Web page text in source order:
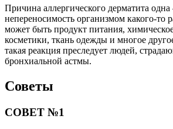
Причина аллергического дерматита
непереносимость организмом какого-то
может быть продукт питания,
косметики, ткань одежды и многое
такая реакция преследует людей,
бронхиальной астмы.
Советы
СОВЕТ №1